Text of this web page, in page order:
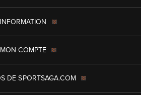
INFORMATION
MON COMPTE
DE SPORTSAGA.COM